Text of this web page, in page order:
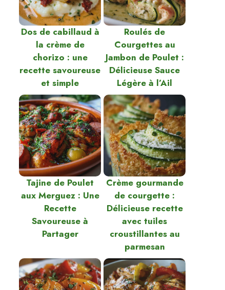
Dos de cabillaud à
la crème de
chorizo : une
recette savoureuse
et simple
Roulés de
Courgettes au
Jambon de Poulet :
Délicieuse Sauce
Légère à l’Ail
Tajine de Poulet
aux Merguez : Une
Recette
Savoureuse à
Partager
Crème gourmande
de courgette :
Délicieuse recette
avec tuiles
croustillantes au
parmesan